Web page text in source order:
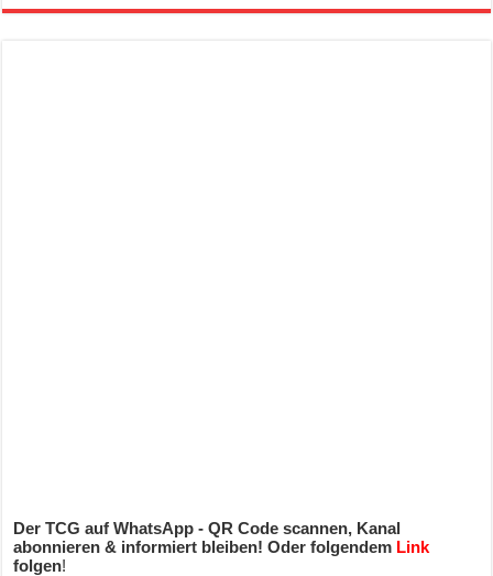
Der TCG auf WhatsApp - QR Code scannen, Kanal
abonnieren & informiert bleiben! Oder folgendem Link
folgen!